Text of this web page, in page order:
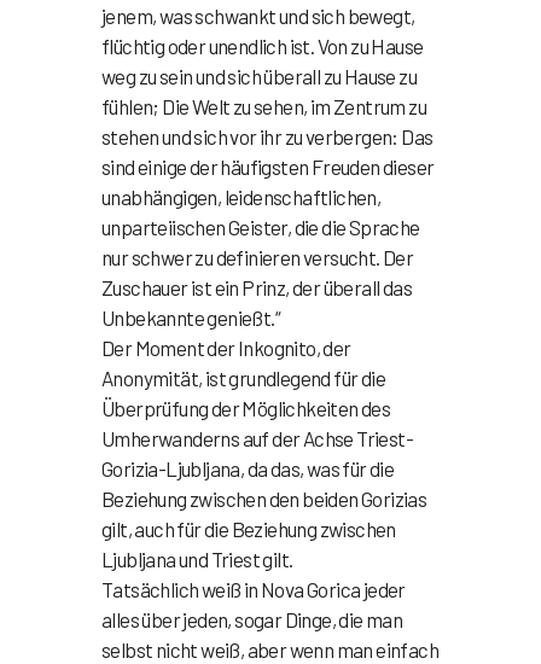
jenem, was schwankt und sich bewegt,
flüchtig oder unendlich ist. Von zu Hause
weg zu sein und sich überall zu Hause zu
fühlen; Die Welt zu sehen, im Zentrum zu
stehen und sich vor ihr zu verbergen: Das
sind einige der häufigsten Freuden dieser
unabhängigen, leidenschaftlichen,
unparteiischen Geister, die die Sprache
nur schwer zu definieren versucht. Der
Zuschauer ist ein Prinz, der überall das
Unbekannte genießt.“
Der Moment der Inkognito, der
Anonymität, ist grundlegend für die
Überprüfung der Möglichkeiten des
Umherwanderns auf der Achse Triest-
Gorizia-Ljubljana, da das, was für die
Beziehung zwischen den beiden Gorizias
gilt, auch für die Beziehung zwischen
Ljubljana und Triest gilt.
Tatsächlich weiß in Nova Gorica jeder
alles über jeden, sogar Dinge, die man
selbst nicht weiß, aber wenn man einfach